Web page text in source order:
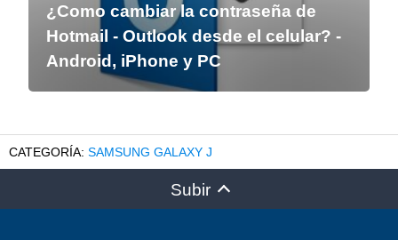
¿Como cambiar la contraseña de
Hotmail - Outlook desde el celular? -
Android, iPhone y PC
SAMSUNG GALAXY J
Subir